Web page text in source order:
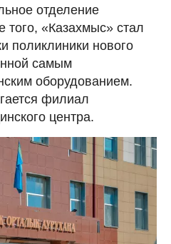
отделение
«Казахмыс» стал
поликлиники нового
самым
оборудованием.
филиал
центра.